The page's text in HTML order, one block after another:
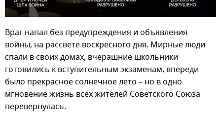
Враг напал без предупреждения и объявления
войны, на рассвете воскресного дня. Мирные люди
спали в своих домах, вчерашние школьники
готовились к вступительным экзаменам, впереди
было прекрасное солнечное лето – но в одно
мгновение жизнь всех жителей Советского Союза
перевернулась.